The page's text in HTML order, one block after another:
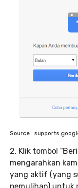
Source :
2. Klik tombol
mengarahkan
yang aktif (yang
pemulihan) untuk